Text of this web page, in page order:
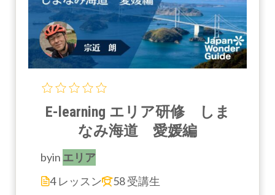
E-learning エリア研修 しま
なみ海道 愛媛編
byin エリア
4 レッスン
58 受講生